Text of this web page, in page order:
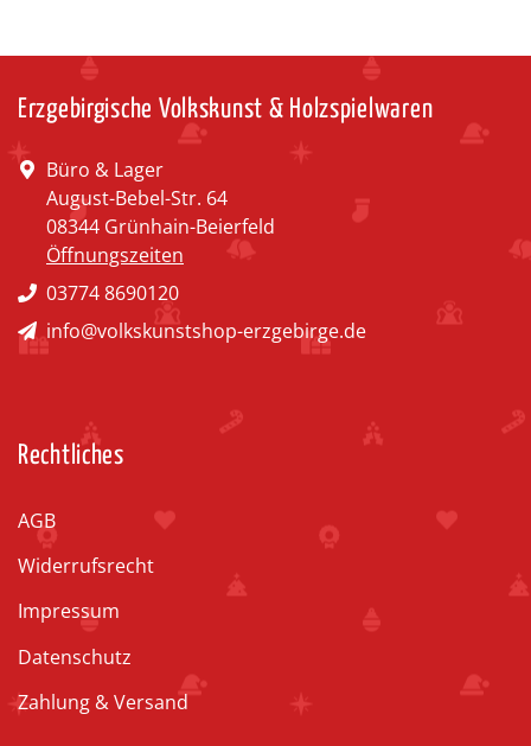
Erzgebirgische Volkskunst & Holzspielwaren
Büro & Lager
August-Bebel-Str. 64
08344 Grünhain-Beierfeld
Öffnungszeiten
03774 8690120
info@volkskunstshop-erzgebirge.de
Rechtliches
AGB
Widerrufsrecht
Impressum
Datenschutz
Zahlung & Versand